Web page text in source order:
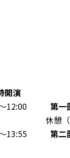
開演
12:00
第一
休憩
13:55 第二